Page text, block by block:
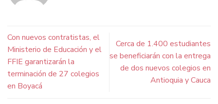
Con nuevos contratistas, el
Ministerio de Educación y el
FFIE garantizarán la
terminación de 27 colegios
en Boyacá
Cerca de 1.400 estudiantes
se beneficiarán con la entrega
de dos nuevos colegios en
Antioquia y Cauca